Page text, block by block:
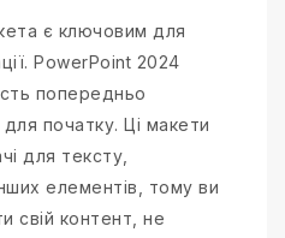
є ключовим для
PowerPoint 2024
попередньо
початку. Ці макети
для тексту,
елементів, тому ви
свій контент, не